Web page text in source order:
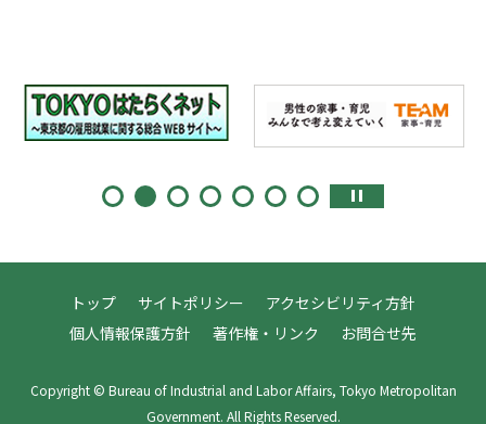
トップ サイトポリシー
アクセシビリティ方針
個人情報保護方針
著作権・リンク お問合せ先
Copyright © Bureau of Industrial and Labor Affairs, Tokyo Metropolitan
Government. All Rights Reserved.